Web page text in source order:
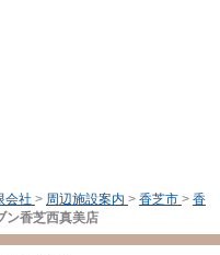
会社 > 周辺施設案内 > 香芝市 > 香
ン香芝西真美店